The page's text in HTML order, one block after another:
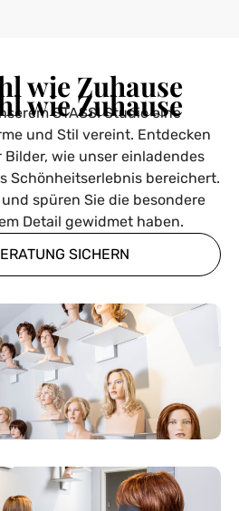
wie Zuhause
wie Zuhause
STASSI Studio eine
und Stil vereint. Entdecken
wie unser einladendes
Schönheitserlebnis bereichert.
spüren Sie die besondere
Detail gewidmet haben.
SICHERN